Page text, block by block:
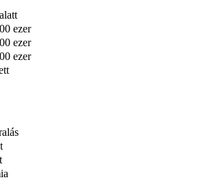
ezer
ezer
ezer